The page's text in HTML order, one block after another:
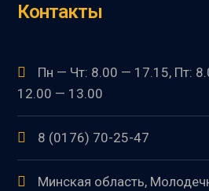
Контакты
Пн — Чт: 8.00 — 17.15, Пт:
12.00 — 13.00
8 (0176) 70-25-47
Минская область,